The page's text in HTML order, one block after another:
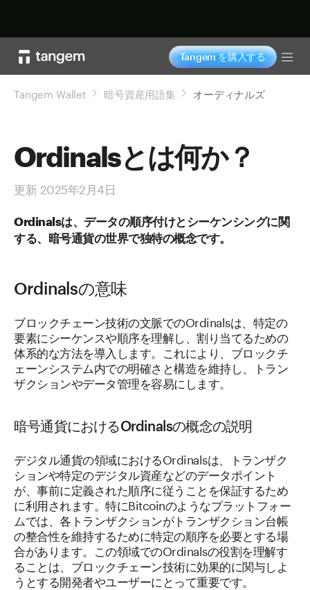
Tangem を購入する
Tangem Wallet 暗号資産用語集 オーディナルズ
Ordinalsとは何か？
更新 2025年2月4日
Ordinalsは、データの順序付けとシーケンシングに関
する、暗号通貨の世界で独特の概念です。
Ordinalsの意味
ブロックチェーン技術の文脈でのOrdinalsは、特定の
要素にシーケンスや順序を理解し、割り当てるための
体系的な方法を導入します。これにより、ブロックチ
ェーンシステム内での明確さと構造を維持し、トラン
ザクションやデータ管理を容易にします。
暗号通貨におけるOrdinalsの概念の説明
デジタル通貨の領域におけるOrdinalsは、トランザク
ションや特定のデジタル資産などのデータポイント
が、事前に定義された順序に従うことを保証するため
に利用されます。特にBitcoinのようなプラットフォー
ムでは、各トランザクションがトランザクション台帳
の整合性を維持するために特定の順序を必要とする場
合があります。この領域でのOrdinalsの役割を理解す
ることは、ブロックチェーン技術に効果的に関与しよ
うとする開発者やユーザーにとって重要です。